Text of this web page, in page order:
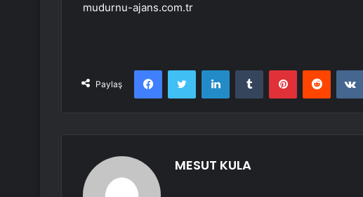
mudurnu-ajans.com.tr
Paylaş
FacebookTwitter LinkedInTumblr PinterestReddit
MESUT KULA